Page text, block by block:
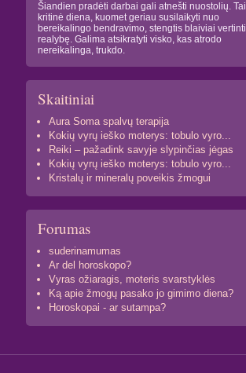
Šiandien pradėti darbai gali atnešti nuostolių. Tai
kritinė diena, kuomet geriau susilaikyti nuo
bereikalingo bendravimo, stengtis blaiviai vertinti
realybę. Galima atsikratyti visko, kas atrodo
nereikalinga, trukdo.
Skaitiniai
Aura Soma spalvų terapija
Kokių vyrų ieško moterys: tobulo vyro...
Reiki – pažadink savyje slypinčias jėgas
Kokių vyrų ieško moterys: tobulo vyro...
Kristalų ir mineralų poveikis žmogui
Forumas
suderinamumas
Ar del horoskopo?
Vyras ožiaragis, moteris svarstyklės
Ką apie žmogų pasako jo gimimo diena?
Horoskopai - ar sutampa?